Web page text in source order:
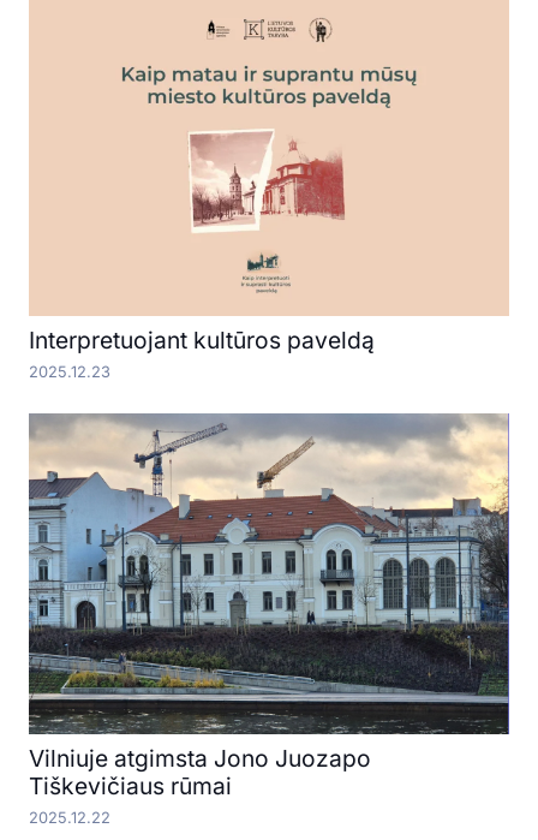
Interpretuojant kultūros paveldą
2025.12.23
Vilniuje atgimsta Jono Juozapo
Tiškevičiaus rūmai
2025.12.22